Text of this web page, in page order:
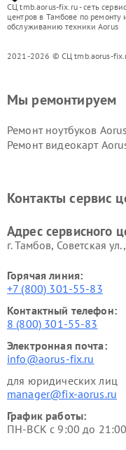
СЦ tmb.aorus-fix.ru - сеть
центров в Тамбове по ремонту
обслуживанию техники Aorus
2021-2026 © СЦ tmb.aorus-
Мы ремонтируем
Ремонт ноутбуков Aorus
Ремонт видеокарт
Контакты сервис
Адрес сервисного
г. Тамбов, Советская
Горячая линия:
+7 (800) 301-55-83
Контактный телефон:
8 (800) 301-55-83
Электронная почта:
info@aorus-fix.ru
для юридических лиц
manager@fix-aorus.ru
График работы:
ПН-ВСК с 9:00 до